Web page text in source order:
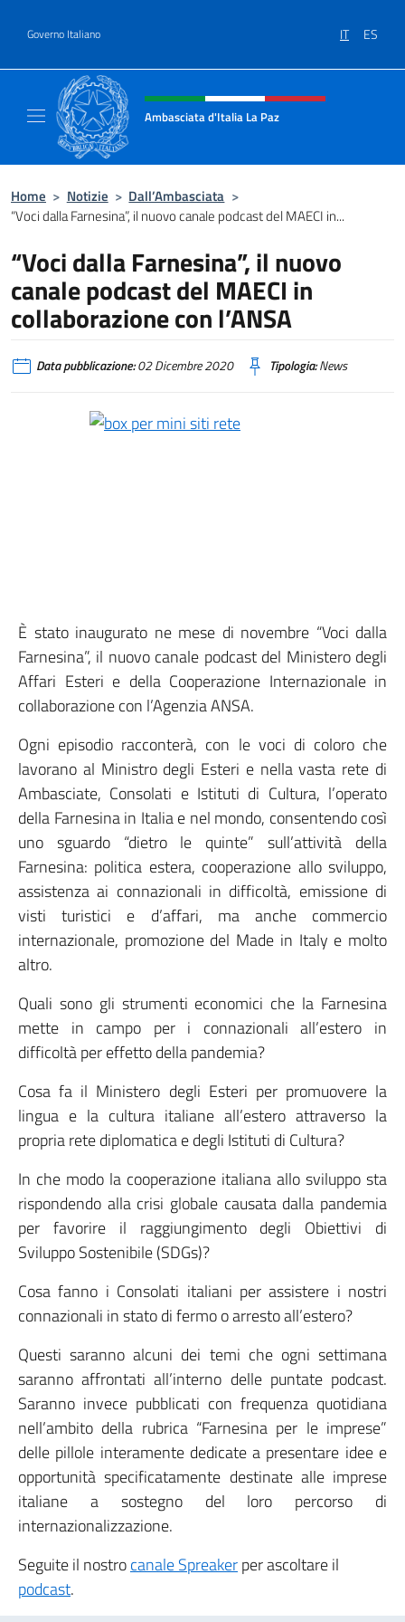
Governo Italiano IT ES
Intestazione sito, social e menù
Ambasciata d'Italia La Paz
Home > Notizie > Dall’Ambasciata >
“Voci dalla Farnesina”, il nuovo canale podcast del MAECI in...
“Voci dalla Farnesina”, il nuovo
canale podcast del MAECI in
collaborazione con l’ANSA
Data pubblicazione:02 Dicembre 2020 Tipologia:News
È stato inaugurato ne mese di novembre “Voci dalla
Farnesina”, il nuovo canale podcast del Ministero degli
Affari Esteri e della Cooperazione Internazionale in
collaborazione con l’Agenzia ANSA.
Ogni episodio racconterà, con le voci di coloro che
lavorano al Ministro degli Esteri e nella vasta rete di
Ambasciate, Consolati e Istituti di Cultura, l’operato
della Farnesina in Italia e nel mondo, consentendo così
uno sguardo “dietro le quinte” sull’attività della
Farnesina: politica estera, cooperazione allo sviluppo,
assistenza ai connazionali in difficoltà, emissione di
visti turistici e d’affari, ma anche commercio
internazionale, promozione del Made in Italy e molto
altro.
Quali sono gli strumenti economici che la Farnesina
mette in campo per i connazionali all’estero in
difficoltà per effetto della pandemia?
Cosa fa il Ministero degli Esteri per promuovere la
lingua e la cultura italiane all’estero attraverso la
propria rete diplomatica e degli Istituti di Cultura?
In che modo la cooperazione italiana allo sviluppo sta
rispondendo alla crisi globale causata dalla pandemia
per favorire il raggiungimento degli Obiettivi di
Sviluppo Sostenibile (SDGs)?
Cosa fanno i Consolati italiani per assistere i nostri
connazionali in stato di fermo o arresto all’estero?
Questi saranno alcuni dei temi che ogni settimana
saranno affrontati all’interno delle puntate podcast.
Saranno invece pubblicati con frequenza quotidiana
nell’ambito della rubrica “Farnesina per le imprese”
delle pillole interamente dedicate a presentare idee e
opportunità specificatamente destinate alle imprese
italiane a sostegno del loro percorso di
internazionalizzazione.
Seguite il nostrocanale Spreakerper ascoltare il
podcast.